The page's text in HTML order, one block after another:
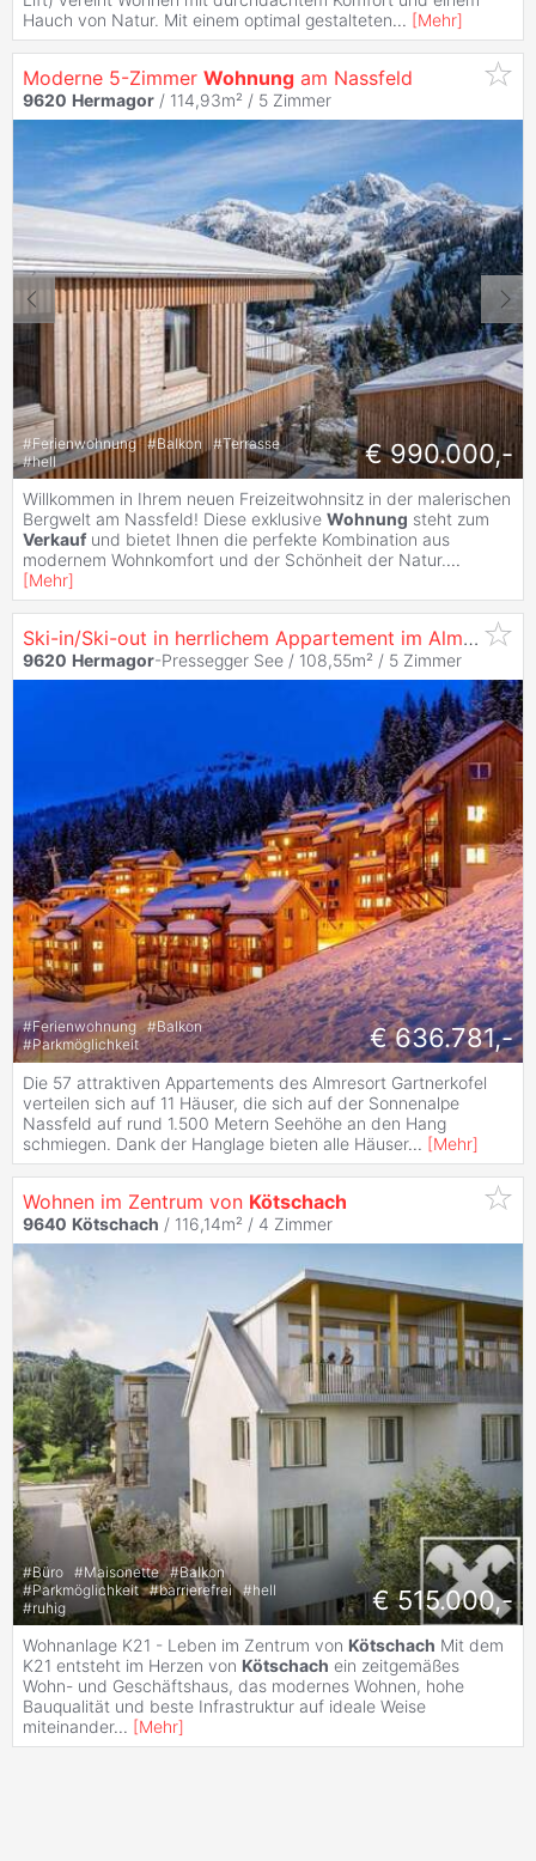
Hauch von Natur. Mit einem optimal gestalteten... [Mehr]
Moderne 5-Zimmer Wohnung am Nassfeld
9620 Hermagor / 114,93m² / 5 Zimmer
#Ferienwohnung #Balkon #Terrasse
#hell € 990.000,-
Willkommen in Ihrem neuen Freizeitwohnsitz in der malerischen
Bergwelt am Nassfeld! Diese exklusive Wohnung steht zum
Verkauf und bietet Ihnen die perfekte Kombination aus
modernem Wohnkomfort und der Schönheit der Natur....
[Mehr]
Ski-in/Ski-out in herrlichem Appartement im Almresort Gartnerkofel
9620 Hermagor-Pressegger See / 108,55m² / 5 Zimmer
#Ferienwohnung #Balkon
#Parkmöglichkeit € 636.781,-
Die 57 attraktiven Appartements des Almresort Gartnerkofel
verteilen sich auf 11 Häuser, die sich auf der Sonnenalpe
Nassfeld auf rund 1.500 Metern Seehöhe an den Hang
schmiegen. Dank der Hanglage bieten alle Häuser... [Mehr]
Wohnen im Zentrum von Kötschach
9640 Kötschach / 116,14m² / 4 Zimmer
#Büro #Maisonette #Balkon
#Parkmöglichkeit #barrierefrei #hell
#ruhig € 515.000,-
Wohnanlage K21 - Leben im Zentrum von Kötschach Mit dem
K21 entsteht im Herzen von Kötschach ein zeitgemäßes
Wohn- und Geschäftshaus, das modernes Wohnen, hohe
Bauqualität und beste Infrastruktur auf ideale Weise
miteinander... [Mehr]